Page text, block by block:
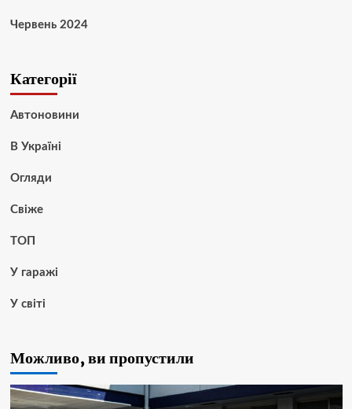
Червень 2024
Категорії
Автоновини
В Україні
Огляди
Свіже
ТОП
У гаражі
У світі
Можливо, ви пропустили